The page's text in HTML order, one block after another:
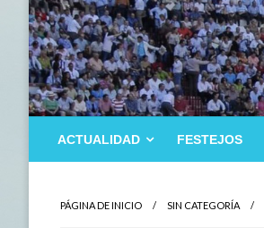
ACTUALIDAD FESTEJOS
PÁGINA DE INICIO SIN CATEGORÍA